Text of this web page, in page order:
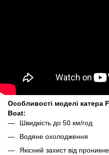
Особливості моделі катера
Boat:
Швидкість до 50 км/год
Водяне охолодження
Якісний захист від